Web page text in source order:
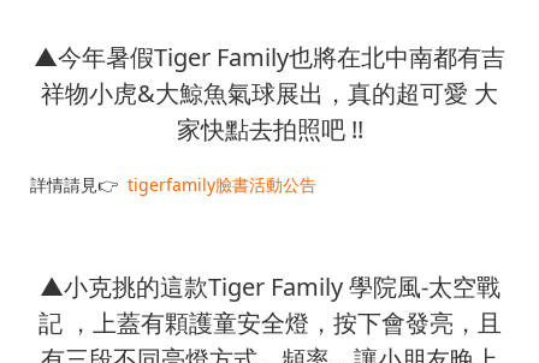
▲今年暑假Tiger Family也將在北中南都有吉
祥物小虎&大鯨魚氣球展出，真的超可愛 大
家快點去拍照吧 !!
詳情請見👉 tigerfamily臉書活動公告
▲小克挑的這款Tiger Family 學院風-太空戰
記 ，上蓋有顆護童安全燈，按下會發亮，且